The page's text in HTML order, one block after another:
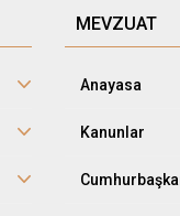
MEVZUAT
Anayasa
Kanunlar